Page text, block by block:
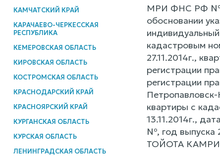
КАМЧАТСКИЙ КРАЙ
КАРАЧАЕВО-ЧЕРКЕССКАЯ
РЕСПУБЛИКА
КЕМЕРОВСКАЯ ОБЛАСТЬ
КИРОВСКАЯ ОБЛАСТЬ
КОСТРОМСКАЯ ОБЛАСТЬ
КРАСНОДАРСКИЙ КРАЙ
КРАСНОЯРСКИЙ КРАЙ
КУРГАНСКАЯ ОБЛАСТЬ
КУРСКАЯ ОБЛАСТЬ
ЛЕНИНГРАДСКАЯ ОБЛАСТЬ
МРИ ФНС РФ №
обосновании
кадастровым
27.11.2014г.,
регистрации
регистрации
квартиры с
13.11.2014г.,
№, год выпуска
ТОЙОТА КАМРИ,